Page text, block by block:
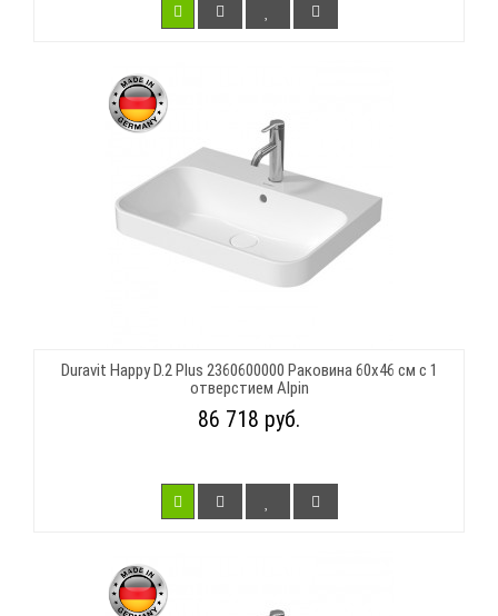
Duravit Happy D.2 Plus 2360600000 Раковина 60х46 см с 1
отверстием Alpin
86 718 руб.